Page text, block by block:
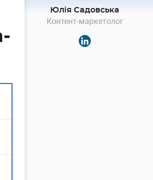
Юлія Садовська
Контент-маркетолог